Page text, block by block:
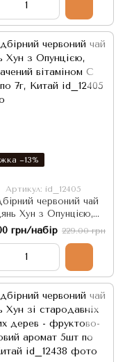
−13%
Артикул: id_12405
червоний чай
Хун з Опунцією,
вітаміном С 5шт
по 7г, Китай
грн/набір 229.00 грн